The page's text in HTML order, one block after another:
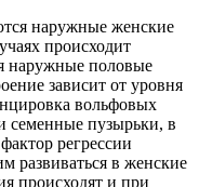
наружные женские
происходит
наружные половые
зависит от уровня
вольфовых
семенные пузырьки, в
регрессии
развиваться в женские
происходят и при